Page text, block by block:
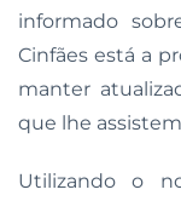
informado
Cinfães está a
manter
que lhe
Utilizando o